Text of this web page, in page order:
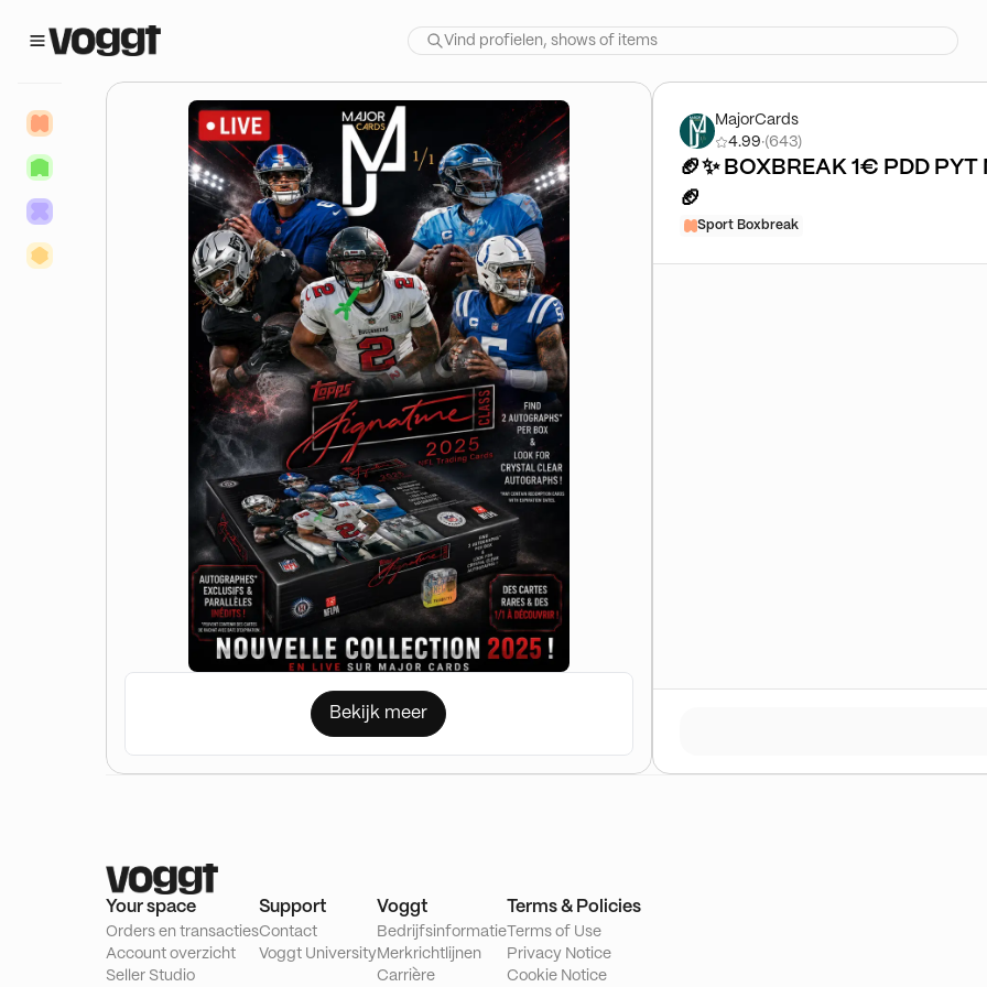
Bekijk meer
MajorCards
4.99·(643)
🏈✨ BOXBREAK 1€ PDD
🏈
Sport Boxbreak
Your space
Orders en transacties
Account overzicht
Seller Studio
Support
Contact
Voggt University
Voggt
Bedrijfsinformatie
Merkrichtlijnen
Carrière
Terms & Policies
Terms of Use
Privacy Notice
Cookie Notice